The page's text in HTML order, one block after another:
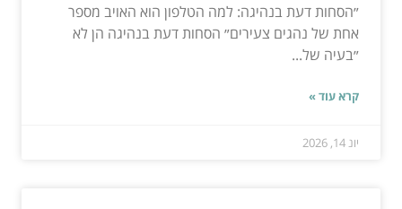
״הסחות דעת בנהיגה: למה הטלפון הוא האויב מספר
אחת של נהגים צעירים״ הסחות דעת בנהיגה הן לא
״בעיה של...
קרא עוד »
יונ 14, 2026